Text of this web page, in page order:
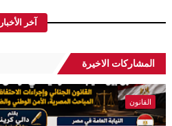
آخر الأخبار
المشاركات الاخيرة
القانون